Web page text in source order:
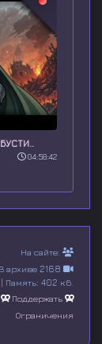
04:58:42
На сайте:
В архиве 2168
Память: 402 кб.
Поддержать
Ограничения